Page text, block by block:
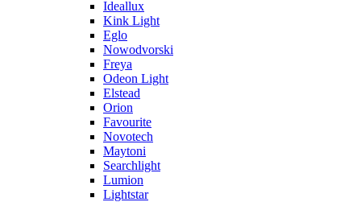
Ideallux
Kink Light
Eglo
Nowodvorski
Freya
Odeon Light
Elstead
Orion
Favourite
Novotech
Maytoni
Searchlight
Lumion
Lightstar